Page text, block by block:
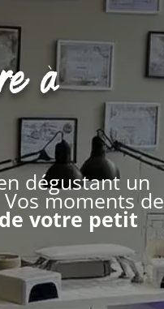
à
dégustant un
Vos moments de
votre petit